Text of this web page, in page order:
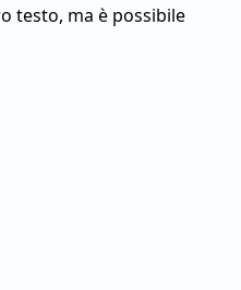
testo, ma è possibile